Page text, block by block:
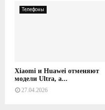
Телефоны
Xiaomi и Huawei отменяют
модели Ultra, а...
27.04.2026